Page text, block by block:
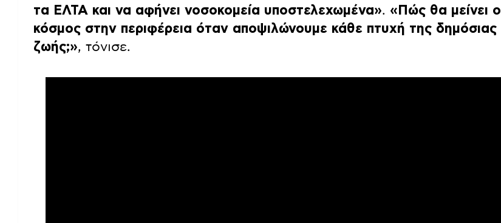
τα ΕΛΤΑ και να αφήνει νοσοκομεία υποστελεχωμένα». «Πώς θα μείνει ο
κόσμος στην περιφέρεια όταν αποψιλώνουμε κάθε πτυχή της δημόσιας
ζωής;», τόνισε.